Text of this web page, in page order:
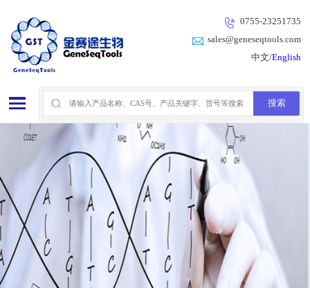
0755-23251735
sales@geneseqtools.com
中文/English